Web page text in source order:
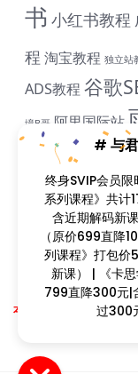
书 小红书教程
程 淘宝教程 独立站
ADS教程谷歌
境B哥 阿里国际站
课程简介
课程目录
Copyright
本站支持课程资源互换，
# 与
终身SVIP会员
系列课程》共
含近期解码新
（原价699直降
列课程》打包
新课） | 《卡
799直降300元|
过300